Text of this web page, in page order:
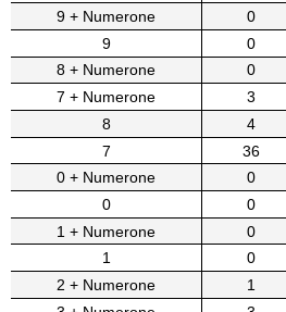
9 + Numerone
0
9
0
8 + Numerone
0
7 + Numerone
3
8
4
7
36
0 + Numerone
0
0
0
1 + Numerone
0
1
0
2 + Numerone
1